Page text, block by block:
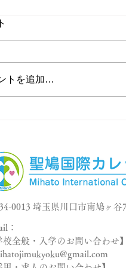
語能力試験まで…
トを追加…
0013 埼玉県川口市南鳩ヶ谷
：
校全般・入学のお問い合わせ